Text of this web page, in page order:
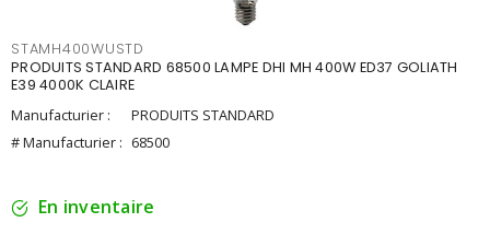
STAMH400WUSTD
PRODUITS STANDARD 68500 LAMPE DHI MH 400W ED37 GOLIATH
E39 4000K CLAIRE
Manufacturier :
PRODUITS STANDARD
# Manufacturier : 68500
En inventaire